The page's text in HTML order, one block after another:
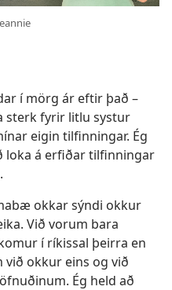
í mörg ár eftir það –
sterk fyrir litlu systur
eigin tilfinningar. Ég
loka á erfiðar tilfinningar
okkar sýndi okkur
Við vorum bara
í ríkissal þeirra en
okkur eins og við
Ég held að